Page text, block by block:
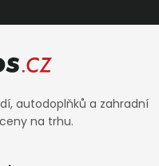
autodoplňků a zahradní
na trhu.